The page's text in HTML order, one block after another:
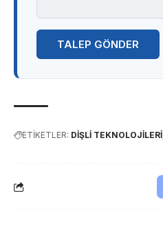
TALEP GÖNDER
ETİKETLER: DİŞLİ TEKNOLOJİLERİ